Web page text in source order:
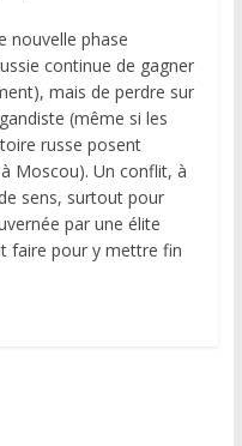
nouvelle phase
continue de gagner
mais de perdre sur
(même si les
russe posent
Moscou). Un conflit, à
sens, surtout pour
par une élite
faire pour y mettre fin